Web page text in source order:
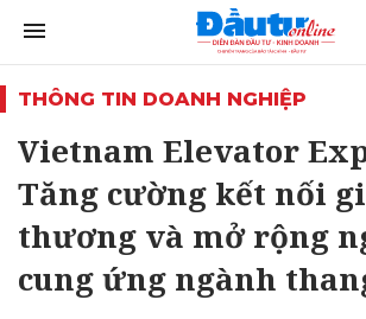
THÔNG TIN DOANH NGHIỆP
Vietnam Elevator
Tăng cường kết nối
thương và mở rộng
cung ứng ngành